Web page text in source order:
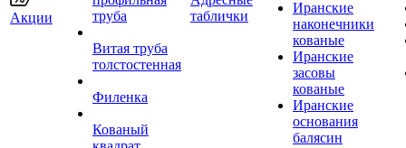
Акции
труба
Витая труба
толстостенная
Филенка
Кованый
таблички
Иранские
наконечники
кованые
Иранские
засовы
кованые
Иранские
основания
балясин